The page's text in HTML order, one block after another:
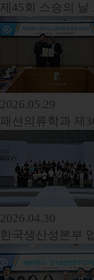
제45회 스승의 날
2026.05.29
패션의류학과 제
2026.04.30
한국생산성본부